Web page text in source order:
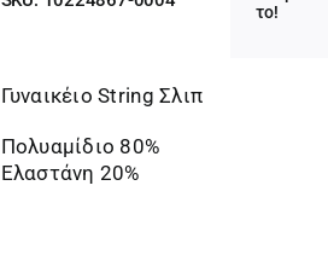
12,75 €.
το!
Γυναικέιο String Σλιπ
Πολυαμίδιο 80%
Ελαστάνη 20%